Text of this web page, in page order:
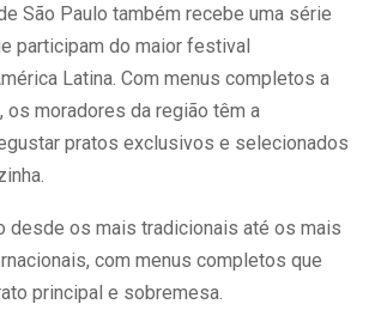
São Paulo também recebe uma série
participam do maior festival
Latina. Com menus completos a
moradores da região têm a
pratos exclusivos e selecionados
desde os mais tradicionais até os mais
com menus completos que
principal e sobremesa.